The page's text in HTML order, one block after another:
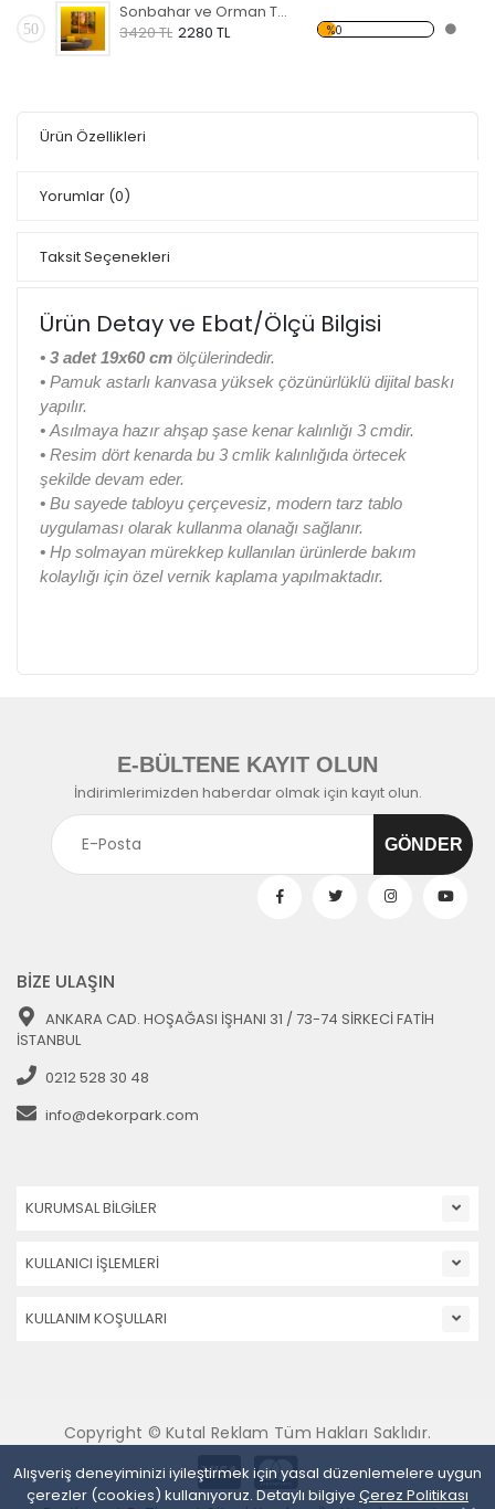
50
Sonbahar ve Orman Temalı Kanvas Tablo
3420 TL 2280 TL %0
Ürün Özellikleri
Yorumlar (0)
Taksit Seçenekleri
Ürün Detay ve Ebat/Ölçü Bilgisi
• 3 adet 19x60 cm ölçülerindedir.
• Pamuk astarlı kanvasa yüksek çözünürlüklü dijital baskı
yapılır.
• Asılmaya hazır ahşap şase kenar kalınlığı 3 cmdir.
• Resim dört kenarda bu 3 cmlik kalınlığıda örtecek
şekilde devam eder.
• Bu sayede tabloyu çerçevesiz, modern tarz tablo
uygulaması olarak kullanma olanağı sağlanır.
• Hp solmayan mürekkep kullanılan ürünlerde bakım
kolaylığı için özel vernik kaplama yapılmaktadır.
Alışveriş deneyiminizi iyileştirmek için yasal düzenlemelere uygun
çerezler (cookies) kullanıyoruz. Detaylı bilgiye Çerez Politikası
E-BÜLTENE KAYIT OLUN
İndirimlerimizden haberdar olmak için kayıt olun.
BİZE ULAŞIN
ANKARA CAD. HOŞAĞASI İŞHANI 31 / 73-74 SİRKECİ FATİH
İSTANBUL
0212 528 30 48
info@dekorpark.com
KURUMSAL BİLGİLER
KULLANICI İŞLEMLERİ
KULLANIM KOŞULLARI
Copyright © Kutal Reklam Tüm Hakları Saklıdır.